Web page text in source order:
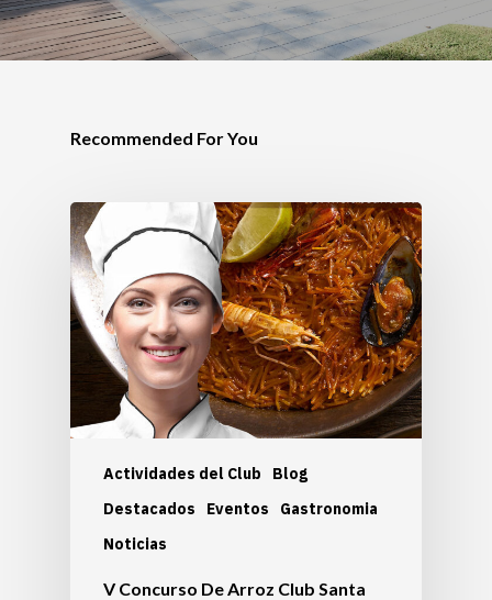
Recommended For You
Actividades del Club
Blog
Destacados
Eventos
Gastronomia
Noticias
V Concurso De Arroz Club Santa